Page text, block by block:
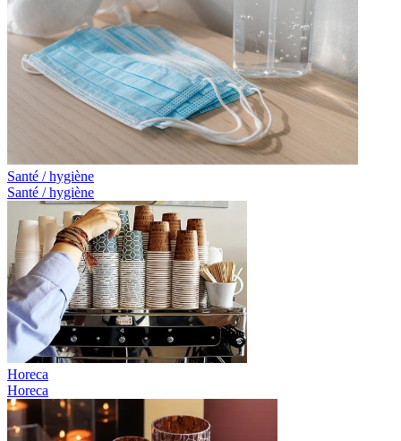
Santé / hygiène
Santé / hygiène
Horeca
Horeca